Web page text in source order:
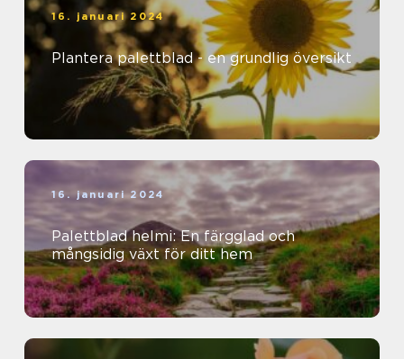
16. januari 2024
Plantera palettblad - en grundlig översikt
16. januari 2024
Palettblad helmi: En färgglad och
mångsidig växt för ditt hem